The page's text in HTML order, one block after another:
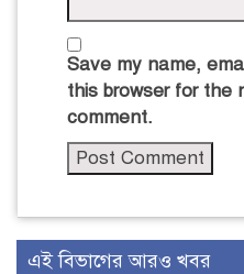
Save my name,
this browser for the
comment.
এই বিভাগের আরও খবর